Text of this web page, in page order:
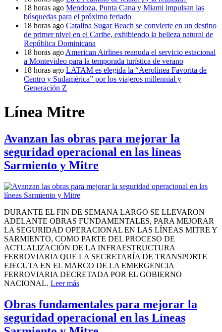
18 horas ago Mendoza, Punta Cana y Miami impulsan las
búsquedas para el próximo feriado
18 horas ago Catalina Sugar Beach se convierte en un destino
de primer nivel en el Caribe, exhibiendo la belleza natural de
República Dominicana
18 horas ago American Airlines reanuda el servicio estacional
a Montevideo para la temporada turística de verano
18 horas ago LATAM es elegida la “Aerolínea Favorita de
Centro y Sudamérica” por los viajeros millennial y
Generación Z
Línea Mitre
Avanzan las obras para mejorar la
seguridad operacional en las líneas
Sarmiento y Mitre
DURANTE EL FIN DE SEMANA LARGO SE LLEVARON
ADELANTE OBRAS FUNDAMENTALES, PARA MEJORAR
LA SEGURIDAD OPERACIONAL EN LAS LÍNEAS MITRE Y
SARMIENTO, COMO PARTE DEL PROCESO DE
ACTUALIZACIÓN DE LA INFRAESTRUCTURA
FERROVIARIA QUE LA SECRETARÍA DE TRANSPORTE
EJECUTA EN EL MARCO DE LA EMERGENCIA
FERROVIARIA DECRETADA POR EL GOBIERNO
NACIONAL. Leer más
Obras fundamentales para mejorar la
seguridad operacional en las Líneas